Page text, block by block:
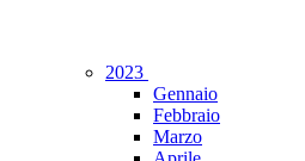
2023
Gennaio
Febbraio
Marzo